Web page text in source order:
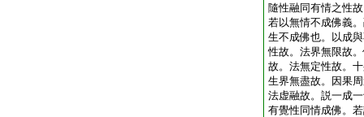
隨性融同有情之性
若以無情不成佛義
生不成佛也。以成
性故。法界無限故
故。法無定性故。
生界無盡故。因果
法虚融故。説一成
有覺性同情成佛。